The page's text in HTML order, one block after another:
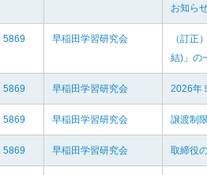
お知ら
5869 早稲田学習研究会
（訂正
結)」の
5869 早稲田学習研究会 2026年
5869 早稲田学習研究会 譲渡制
5869 早稲田学習研究会 取締役